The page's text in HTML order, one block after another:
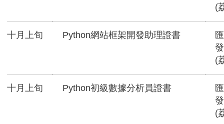
(
十月上旬 Python網站框架開發助理證書
(
十月上旬 Python初級數據分析員證書
(